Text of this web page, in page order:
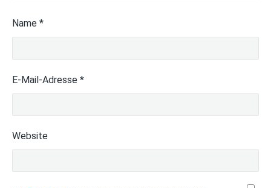
Name *
E-Mail-Adresse *
Website